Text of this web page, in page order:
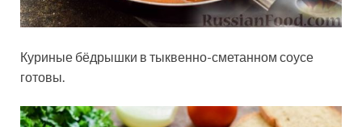
Куриные бёдрышки в тыквенно-сметанном соусе
готовы.